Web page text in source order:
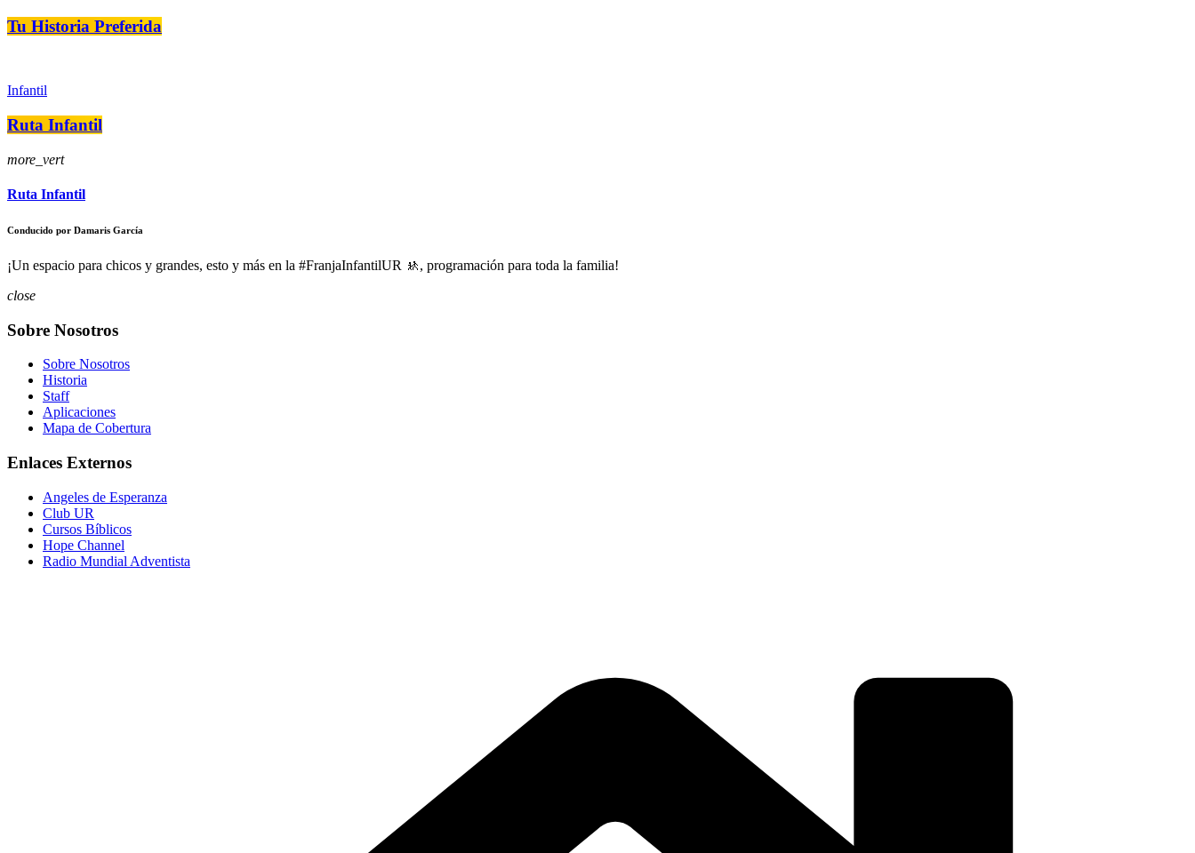
Tu Historia Preferida
Infantil
Ruta Infantil
more_vert
Ruta Infantil
Conducido por Damaris García
¡Un espacio para chicos y grandes, esto y más en la #FranjaInfantilUR 🚸, programación para toda la familia!
close
Sobre Nosotros
Sobre Nosotros
Historia
Staff
Aplicaciones
Mapa de Cobertura
Enlaces Externos
Angeles de Esperanza
Club UR
Cursos Bíblicos
Hope Channel
Radio Mundial Adventista